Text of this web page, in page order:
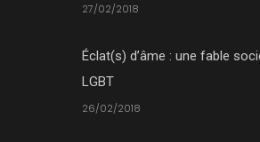
27/02/2018
Éclat(s) d’âme : une fable
LGBT
26/02/2018